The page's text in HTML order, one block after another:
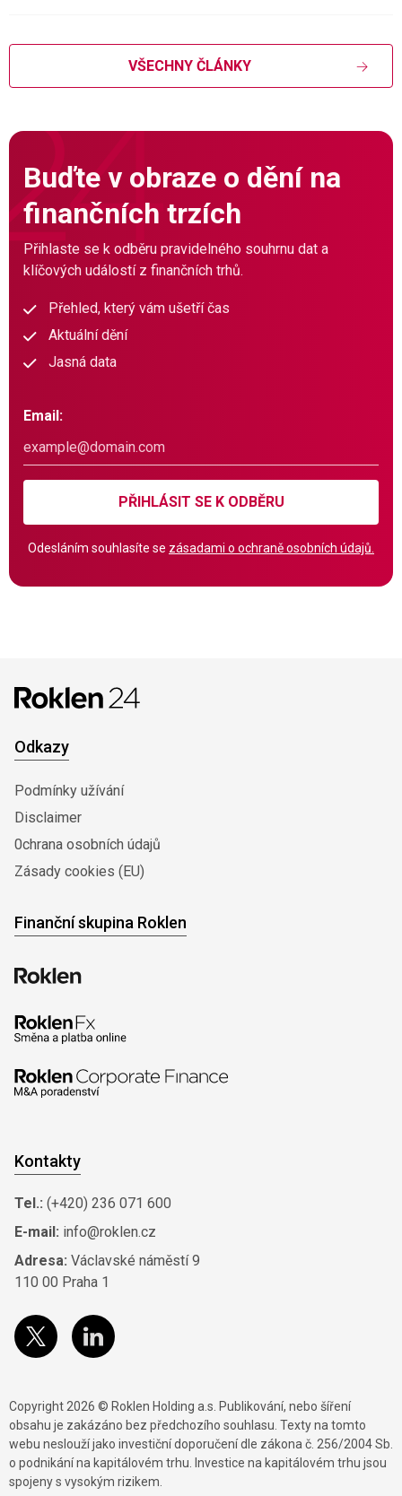
VŠECHNY ČLÁNKY
Buďte v obraze o dění na
finančních trzích
Přihlaste se k odběru pravidelného souhrnu dat a
klíčových událostí z finančních trhů.
Přehled, který vám ušetří čas
Aktuální dění
Jasná data
Email:
PŘIHLÁSIT SE K ODBĚRU
Odesláním souhlasíte se zásadami o ochraně osobních údajů.
Odkazy
Podmínky užívání
Disclaimer
0chrana osobních údajů
Zásady cookies (EU)
Finanční skupina Roklen
Kontakty
Tel.: (+420) 236 071 600
E-mail: info@roklen.cz
Adresa: Václavské náměstí 9
110 00 Praha 1
Copyright 2026 © Roklen Holding a.s. Publikování, nebo šíření
obsahu je zakázáno bez předchozího souhlasu. Texty na tomto
webu neslouží jako investiční doporučení dle zákona č. 256/2004 Sb.
o podnikání na kapitálovém trhu. Investice na kapitálovém trhu jsou
spojeny s vysokým rizikem.